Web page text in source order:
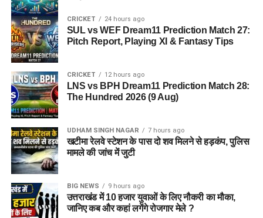
CRICKET 24 hours ago
SUL vs WEF Dream11 Prediction Match 27:
Pitch Report, Playing XI & Fantasy Tips
CRICKET 12 hours ago
LNS vs BPH Dream11 Prediction Match 28:
The Hundred 2026 (9 Aug)
UDHAM SINGH NAGAR 7 hours ago
खटीमा रेलवे स्टेशन के पास दो शव मिलने से हड़कंप, पुलिस
मामले की जांच में जुटी
BIG NEWS 9 hours ago
उत्तराखंड में 10 हजार युवाओं के लिए नौकरी का मौका,
जानिए कब और कहां लगेंगे रोजगार मेले ?